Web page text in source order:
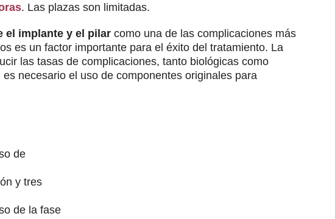
. Las plazas son limitadas.
el implante y el pilar como una de las complicaciones más
es un factor importante para el éxito del tratamiento. La
las tasas de complicaciones, tanto biológicas como
necesario el uso de componentes originales para
de
y tres
de la fase